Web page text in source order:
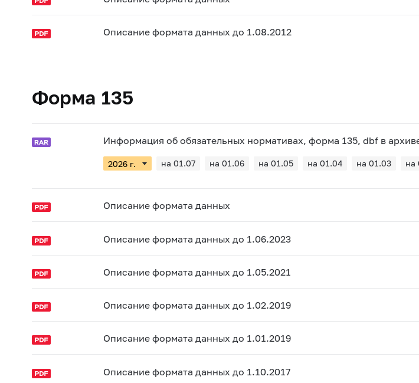
Описание формата данных до 1.08.2012
Форма 135
Информация об обязательных нормативах, форма 135, dbf в
на 01.07 на 01.06 на 01.05 на 01.04 на 01.03 на
Описание формата данных
Описание формата данных до 1.06.2023
Описание формата данных до 1.05.2021
Описание формата данных до 1.02.2019
Описание формата данных до 1.01.2019
Описание формата данных до 1.10.2017